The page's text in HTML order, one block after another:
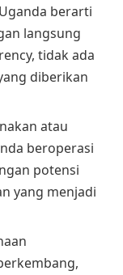
berarti
langsung
tidak ada
diberikan
atau
beroperasi
potensi
yang menjadi